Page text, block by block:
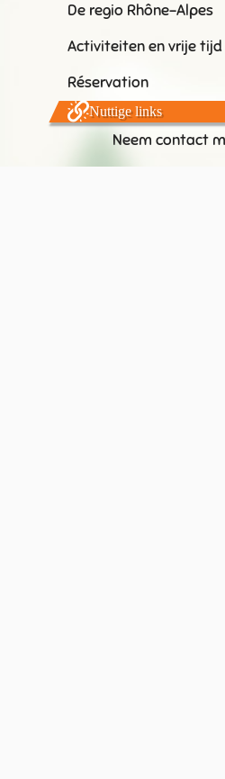
De regio Rhône-Alpes
Activiteiten en vrije tijd
Réservation
Nuttige links
Neem contact